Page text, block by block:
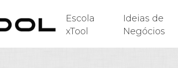
Escola
xTool
Ideias de
Negócios